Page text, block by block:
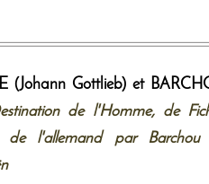
(Johann Gottlieb) et
de l'Homme, de
de l'allemand par Barchou